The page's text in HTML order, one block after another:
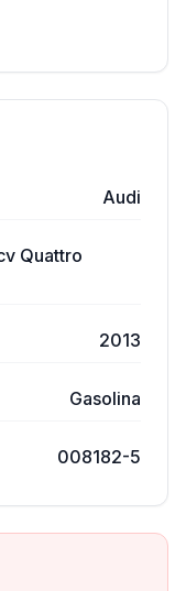
Audi
Quattro
2013
Gasolina
008182-5